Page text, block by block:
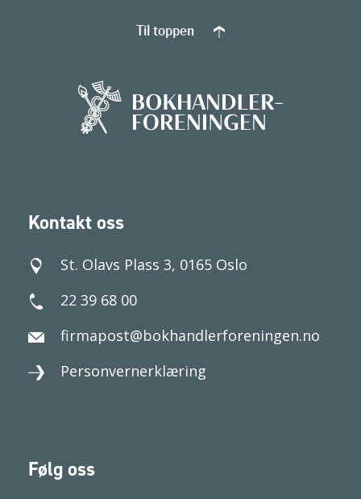
Kontakt oss
St. Olavs Plass 3, 0165 Oslo
22 39 68 00
firmapost@bokhandlerforeningen.no
Personvernerklæring
Følg oss
Til toppen